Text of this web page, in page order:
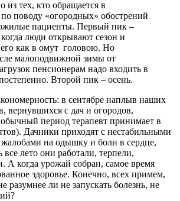
из тех, кто обращается в
поводу «огородных» обострений
пациенты. Первый пик –
люди открывают сезон и
как в омут головою. Но
малоподвижной зимы от
пенсионерам надо входить в
Второй пик – осень.
в сентябре наплыв наших
вернувшихся с дач и огородов,
обычный период терапевт принимает в
Дачники приходят с нестабильными
на одышку и боли в сердце,
лето они работали, терпели,
А когда урожай собран, самое время
здоровье. Конечно, всех примем,
ли не запускать болезнь, не